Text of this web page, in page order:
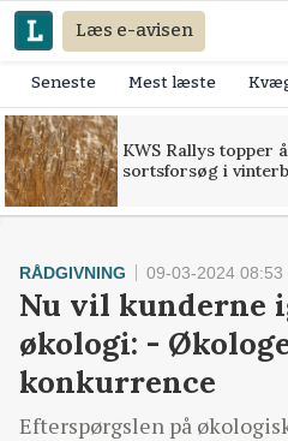
Læs e-avisen
Seneste Mest læste
KWS Rallys topper
sortsforsøg i
RÅDGIVNING 09-03-2024 08:53
Nu vil kunderne
økologi: -
konkurrence
Efterspørgslen på